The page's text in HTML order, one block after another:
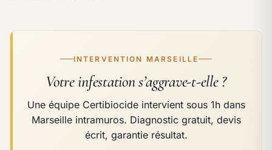
INTERVENTION MARSEILLE
Votre infestation s’aggrave-t-elle ?
Une équipe Certibiocide intervient sous 1h dans
Marseille intramuros. Diagnostic gratuit, devis
écrit, garantie résultat.